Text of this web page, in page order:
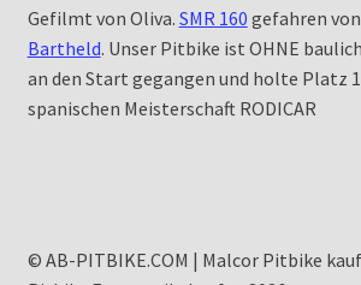
Gefilmt von Oliva. SMR 160 gefahren von
Bartheld. Unser Pitbike ist OHNE
an den Start gegangen und holte Platz
spanischen Meisterschaft RODICAR
© AB-PITBIKE.COM | Malcor Pitbike